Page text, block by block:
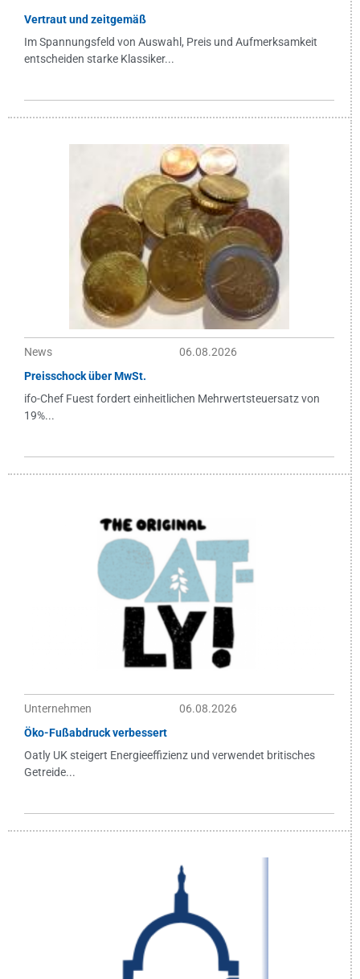
Vertraut und zeitgemäß
Im Spannungsfeld von Auswahl, Preis und Aufmerksamkeit
entscheiden starke Klassiker...
News
06.08.2026
Preisschock über MwSt.
ifo-Chef Fuest fordert einheitlichen Mehrwertsteuersatz von
19%...
Unternehmen
06.08.2026
Öko-Fußabdruck verbessert
Oatly UK steigert Energieeffizienz und verwendet britisches
Getreide...